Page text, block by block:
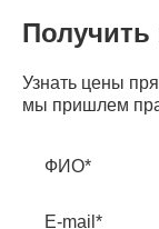
Получить
Узнать цены
мы пришлем
ФИО*
E-mail*